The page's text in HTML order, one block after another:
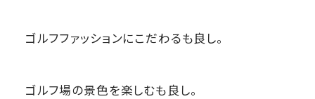
ゴルフファッションにこだわるも良し。
ゴルフ場の景色を楽しむも良し。